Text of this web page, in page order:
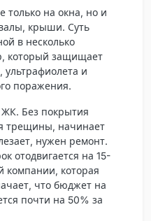
только на окна, но и
крыши. Суть
в несколько
который защищает
ультрафиолета и
поражения.
Без покрытия
трещины, начинает
нужен ремонт.
отодвигается на 15-
компании, которая
что бюджет на
почти на 50% за